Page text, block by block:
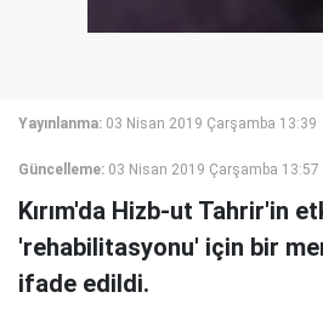
Yayınlanma: 03 Nisan 2019 Çarşamba 13:39
Güncelleme: 03 Nisan 2019 Çarşamba 13:57
Kırım'da Hizb-ut Tahrir'in
'rehabilitasyonu' için bir
ifade edildi.